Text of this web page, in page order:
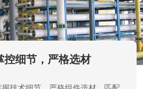
控细节，严格选材